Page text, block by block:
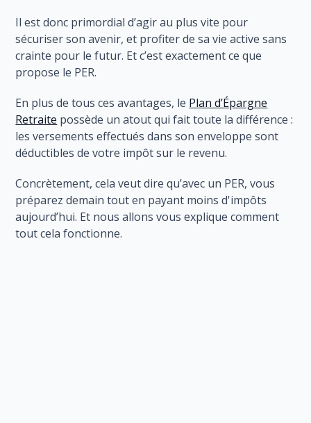
Il est donc primordial d’agir au plus vite pour
sécuriser son avenir, et profiter de sa vie active sans
crainte pour le futur. Et c’est exactement ce que
propose le PER.
En plus de tous ces avantages, le Plan d’Épargne
Retraite possède un atout qui fait toute la différence :
les versements effectués dans son enveloppe sont
déductibles de votre impôt sur le revenu.
Concrètement, cela veut dire qu’avec un PER, vous
préparez demain tout en payant moins d'impôts
aujourd’hui. Et nous allons vous explique comment
tout cela fonctionne.